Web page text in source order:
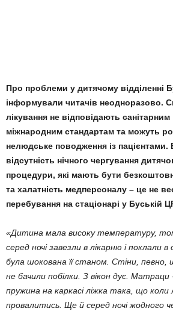
Про проблеми у дитячому відділенні
інформували читачів неодноразово.
лікування не відповідають санітарним
міжнародним стандартам та можуть
нелюдське поводження із пацієнтами.
відсутність нічного чергування
процедури, які мають бути
та халатність медперсоналу – це не
перебування на стаціонарі у Буській
«Дитина мала високу температуру,
серед ночі завезли в лікарню і поклали
була шокована її станом. Стіни, певно,
не бачили побілки. З вікон дує. Матраци
пружина на каркасі ліжка така, що
провалитись. Ще й серед ночі жодного